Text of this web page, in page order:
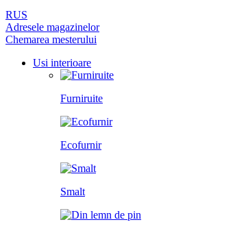
TOATE USILE
LIMITATOARE
MINERE PENTRU UȘI
SISTEM DE GLISARE
RUS
Adresele magazinelor
Chemarea mesterului
Usi interioare
Furniruite
Ecofurnir
Smalt